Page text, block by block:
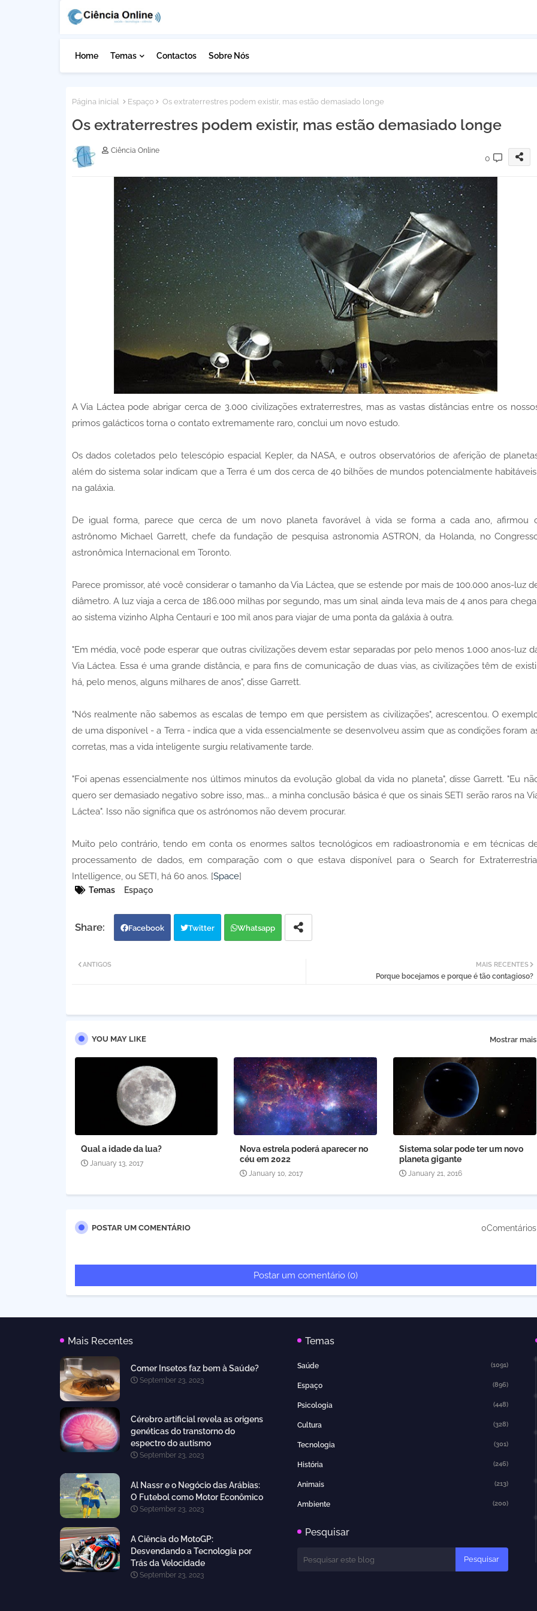
Home Temas Contactos Sobre Nós
Página inicial Espaço Os extraterrestres podem existir, mas estão demasiado longe
Os extraterrestres podem existir, mas estão demasiado longe
Ciência Online
0
A Via Láctea pode abrigar cerca de 3.000 civilizações extraterrestres, mas as vastas distâncias entre os
primos galácticos torna o contato extremamente raro, conclui um novo estudo.
Os dados coletados pelo telescópio espacial Kepler, da NASA, e outros observatórios de aferição de
além do sistema solar indicam que a Terra é um dos cerca de 40 bilhões de mundos potencialmente
na galáxia.
De igual forma, parece que cerca de um novo planeta favorável à vida se forma a cada ano, afirmou
astrônomo Michael Garrett, chefe da fundação de pesquisa astronomia ASTRON, da Holanda, no
astronômica Internacional em Toronto.
Parece promissor, até você considerar o tamanho da Via Láctea, que se estende por mais de 100.000 anos-luz
diâmetro. A luz viaja a cerca de 186.000 milhas por segundo, mas um sinal ainda leva mais de 4 anos para
ao sistema vizinho Alpha Centauri e 100 mil anos para viajar de uma ponta da galáxia à outra.
"Em média, você pode esperar que outras civilizações devem estar separadas por pelo menos 1.000 anos-luz
Via Láctea. Essa é uma grande distância, e para fins de comunicação de duas vias, as civilizações têm de
há, pelo menos, alguns milhares de anos", disse Garrett.
"Nós realmente não sabemos as escalas de tempo em que persistem as civilizações", acrescentou. O
de uma disponível - a Terra - indica que a vida essencialmente se desenvolveu assim que as condições foram
corretas, mas a vida inteligente surgiu relativamente tarde.
"Foi apenas essencialmente nos últimos minutos da evolução global da vida no planeta", disse Garrett. "Eu
quero ser demasiado negativo sobre isso, mas... a minha conclusão básica é que os sinais SETI serão raros na
Láctea". Isso não significa que os astrónomos não devem procurar.
Muito pelo contrário, tendo em conta os enormes saltos tecnológicos em radioastronomia e em técnicas
processamento de dados, em comparação com o que estava disponível para o Search for
Intelligence, ou SETI, há 60 anos. [Space]
Temas Espaço
Facebook Twitter Whatsapp
MAIS RECENTES
Porque bocejamos e porque é tão contagioso?
ANTIGOS
YOU MAY LIKE Mostrar mais
Qual a idade da lua?
January 13, 2017
Nova estrela poderá aparecer no
céu em 2022
January 10, 2017
Sistema solar pode ter um novo
planeta gigante
January 21, 2016
POSTAR UM COMENTÁRIO 0Comentários
Postar um comentário (0)
Mais Recentes
Comer Insetos faz bem à Saúde?
September 23, 2023
Cérebro artificial revela as origens
genéticas do transtorno do
espectro do autismo
September 23, 2023
Al Nassr e o Negócio das Arábias:
O Futebol como Motor Econômico
September 23, 2023
A Ciência do MotoGP:
Desvendando a Tecnologia por
Trás da Velocidade
September 23, 2023
Temas
Saúde (1091)
Espaço (896)
Psicologia (448)
Cultura (328)
Tecnologia (301)
História (246)
Animais (213)
Ambiente (200)
Pesquisar